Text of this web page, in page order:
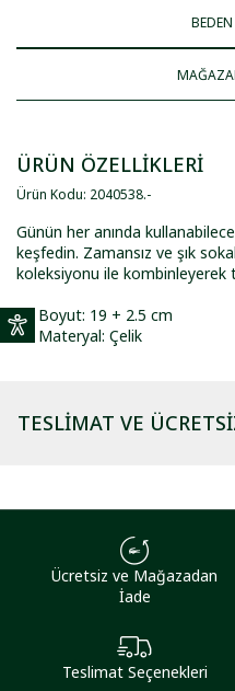
ÜRÜN ÖZELLİKLERİ
Ürün Kodu: 2040538.-
Günün her anında
keşfedin. Zamansız ve şık
koleksiyonu ile kombinleyerek
Boyut: 19 + 2.5 cm
Materyal: Çelik
TESLIMAT VE
Ücretsiz ve Mağazadan
İade
Teslimat Seçenekleri